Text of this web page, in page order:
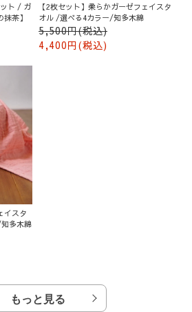
ト / ガ
茶】
【2枚セット】柔らかガーゼフェイスタ
オル /選べる4カラー/知多木綿
5,500円(税込)
4,400円(税込)
イスタ
多木綿
もっと見る